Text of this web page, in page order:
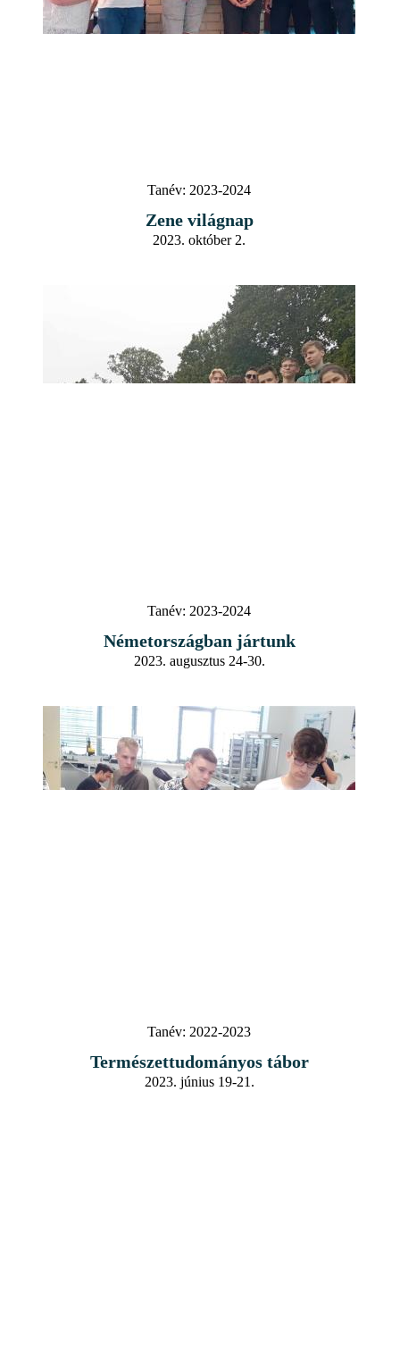
Tanév: 2023-2024
Zene világnap
2023. október 2.
Tanév: 2023-2024
Németországban jártunk
2023. augusztus 24-30.
Tanév: 2022-2023
Természettudományos tábor
2023. június 19-21.